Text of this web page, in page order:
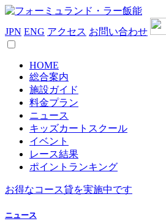
JPN ENG アクセス お問い合わせ
HOME
総合案内
施設ガイド
料金プラン
ニュース
キッズカートスクール
イベント
レース結果
ポイントランキング
お得なコース貸を実施中です
ニュース